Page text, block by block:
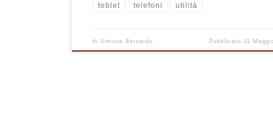
teblet telefoni utilità
diSimone Bernardo Pubblicato 11